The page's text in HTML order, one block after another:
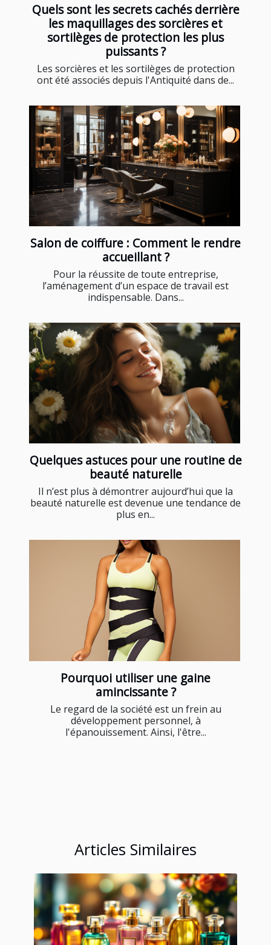
Quels sont les secrets cachés derrière
les maquillages des sorcières et
sortilèges de protection les plus
puissants ?
Les sorcières et les sortilèges de protection
ont été associés depuis l'Antiquité dans de...
Salon de coiffure : Comment le rendre
accueillant ?
Pour la réussite de toute entreprise,
l’aménagement d’un espace de travail est
indispensable. Dans...
Quelques astuces pour une routine de
beauté naturelle
Il n’est plus à démontrer aujourd’hui que la
beauté naturelle est devenue une tendance de
plus en...
Pourquoi utiliser une gaine
amincissante ?
Le regard de la société est un frein au
développement personnel, à
l'épanouissement. Ainsi, l'être...
Articles Similaires